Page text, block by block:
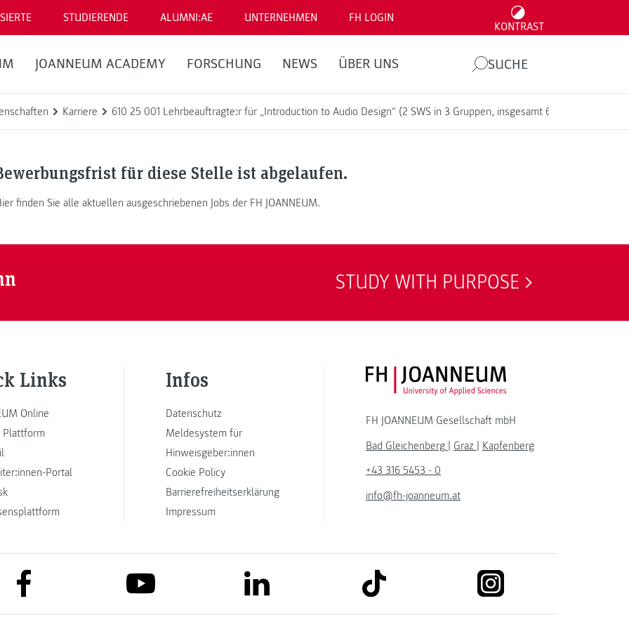
STUDIERENDE ALUMNI:AE UNTERNEHMEN FH LOGIN
KONTRAST
JOANNEUM ACADEMY FORSCHUNG NEWS ÜBER UNS SUCHE
Karriere 610 25 001 Lehrbeauftragte:r für „Introduction to Audio Design“ (2 SWS in 3 Gruppen, insgesamt 6 SWS)
für diese Stelle ist abgelaufen.
finden Sie alle aktuellen ausgeschriebenen Jobs der FH JOANNEUM.
STUDY WITH PURPOSE
Links
Online
Portal
Infos
Datenschutz
Meldesystem für
Hinweisgeber:innen
Cookie Policy
Barrierefreiheitserklärung
Impressum
FH JOANNEUM Logo
FH JOANNEUM Gesellschaft mbH
Bad Gleichenberg | Graz | Kapfenberg
+43 316 5453 - 0
info@fh-joanneum.at
link to facebook link to youtube link to linkedin link to tiktok